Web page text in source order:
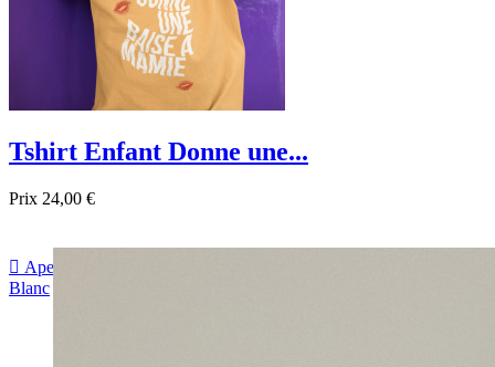
Tshirt Enfant Donne une...
Prix 24,00 €
 Aperçu rapide
Blanc